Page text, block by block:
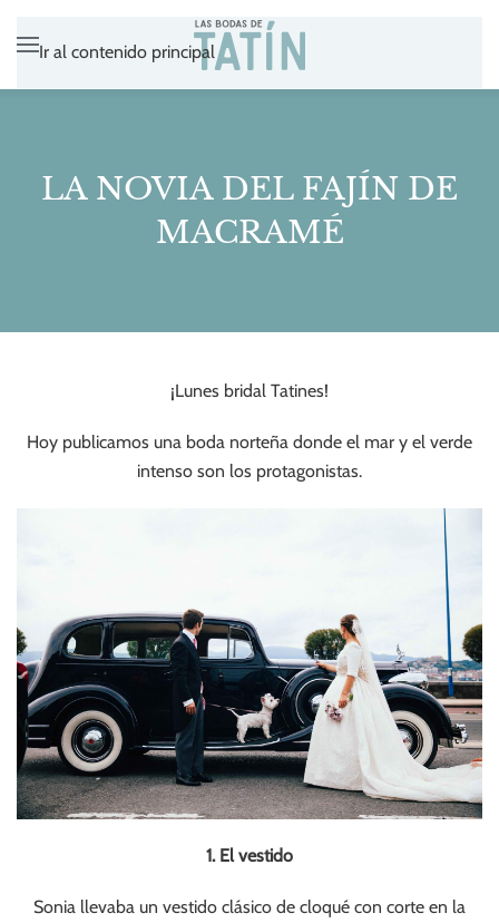
Ir al contenido principal
LA NOVIA DEL FAJÍN DE
MACRAMÉ
¡Lunes bridal Tatines!
Hoy publicamos una boda norteña donde el mar y el verde
intenso son los protagonistas.
1. El vestido
Sonia llevaba un vestido clásico de cloqué con corte en la